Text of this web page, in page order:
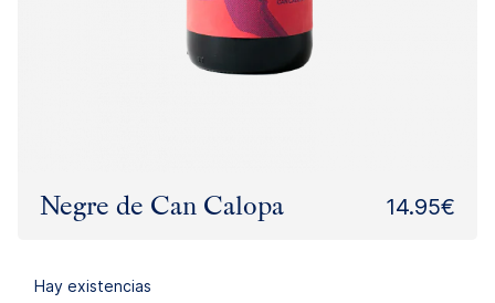
Negre de Can Calopa 14.95€
Hay existencias